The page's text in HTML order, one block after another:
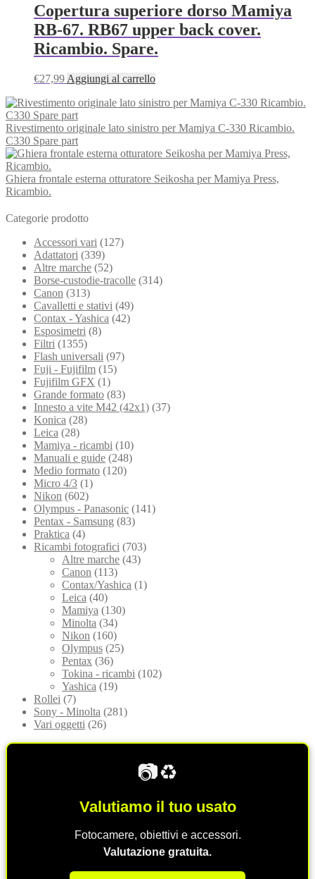
Copertura superiore dorso Mamiya
RB-67. RB67 upper back cover.
Ricambio. Spare.
€27,99 Aggiungi al carrello
Rivestimento originale lato sinistro per Mamiya C-330 Ricambio.
C330 Spare part
Ghiera frontale esterna otturatore Seikosha per Mamiya Press,
Ricambio.
Categorie prodotto
Accessori vari (127)
Adattatori (339)
Altre marche (52)
Borse-custodie-tracolle (314)
Canon (313)
Cavalletti e stativi (49)
Contax - Yashica (42)
Esposimetri (8)
Filtri (1355)
Flash universali (97)
Fuji - Fujifilm (15)
Fujifilm GFX (1)
Grande formato (83)
Innesto a vite M42 (42x1) (37)
Konica (28)
Leica (28)
Mamiya - ricambi (10)
Manuali e guide (248)
Medio formato (120)
Micro 4/3 (1)
Nikon (602)
Olympus - Panasonic (141)
Pentax - Samsung (83)
Praktica (4)
Ricambi fotografici (703)
Altre marche (43)
Canon (113)
Contax/Yashica (1)
Leica (40)
Mamiya (130)
Minolta (34)
Nikon (160)
Olympus (25)
Pentax (36)
Tokina - ricambi (102)
Yashica (19)
Rollei (7)
Sony - Minolta (281)
Vari oggetti (26)
📷♻️
Valutiamo il tuo usato
Fotocamere, obiettivi e accessori.
Valutazione gratuita.